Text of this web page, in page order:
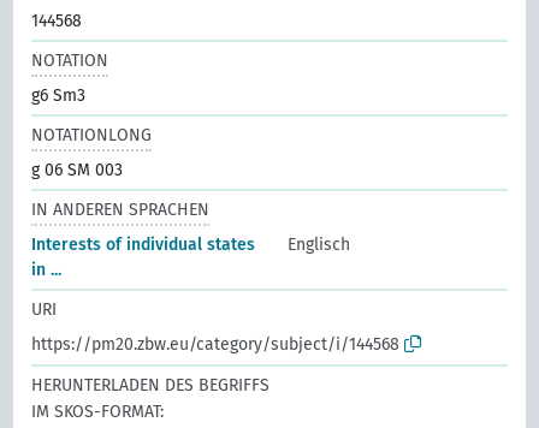
144568
NOTATION
g6 Sm3
NOTATIONLONG
g 06 SM 003
IN ANDEREN SPRACHEN
Interests of individual states
in ...
Englisch
URI
https://pm20.zbw.eu/category/subject/i/144568
HERUNTERLADEN DES BEGRIFFS
IM SKOS-FORMAT: